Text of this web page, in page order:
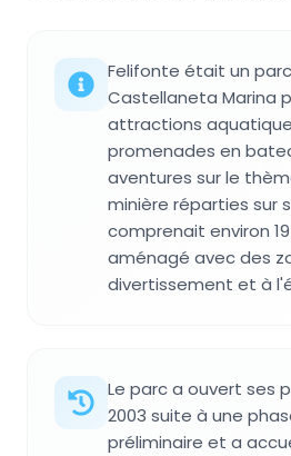
Felifonte était un
Castellaneta Marina
attractions
promenades en
aventures sur le
minière réparties sur
comprenait environ
aménagé avec des
divertissement et à
Le parc a ouvert ses
2003 suite à une
préliminaire et a